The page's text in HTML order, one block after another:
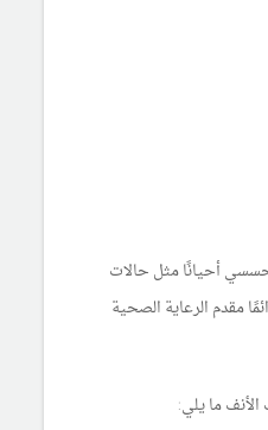
أحيانًا مثل حالات
مقدم الرعاية الصحية
ما يلي: